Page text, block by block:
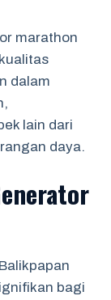
marathon
dalam
lain dari
daya.
bagi